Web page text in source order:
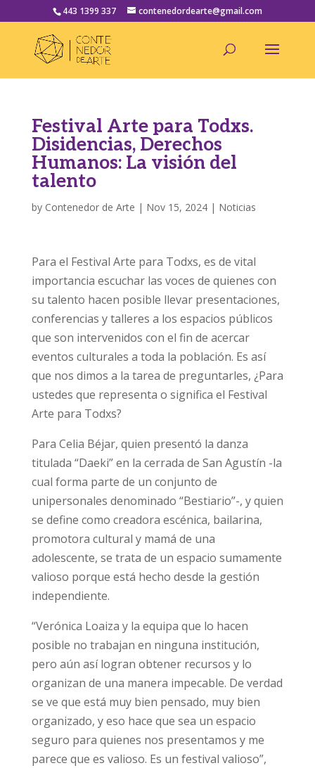
443 1399 337 contenedordearte@gmail.com
Festival Arte para Todxs.
Disidencias, Derechos
Humanos: La visión del
talento
by Contenedor de Arte | Nov 15, 2024| Noticias
Para el Festival Arte para Todxs, es de vital
importancia escuchar las voces de quienes con
su talento hacen posible llevar presentaciones,
conferencias y talleres a los espacios públicos
que son intervenidos con el fin de acercar
eventos culturales a toda la población. Es así
que nos dimos a la tarea de preguntarles, ¿Para
ustedes que representa o significa el Festival
Arte para Todxs?
Para Celia Béjar, quien presentó la danza
titulada “Daeki” en la cerrada de San Agustín -la
cual forma parte de un conjunto de
unipersonales denominado “Bestiario”-, y quien
se define como creadora escénica, bailarina,
promotora cultural y mamá de una
adolescente, se trata de un espacio sumamente
valioso porque está hecho desde la gestión
independiente.
“Verónica Loaiza y la equipa que lo hacen
posible no trabajan en ninguna institución,
pero aún así logran obtener recursos y lo
organizan de una manera impecable. De verdad
se ve que está muy bien pensado, muy bien
organizado, y eso hace que sea un espacio
seguro para quienes nos presentamos y me
parece que es valioso. Es un festival valioso”,